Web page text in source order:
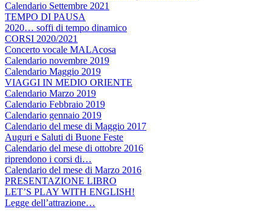
Calendario Settembre 2021
TEMPO DI PAUSA
2020… soffi di tempo dinamico
CORSI 2020/2021
Concerto vocale MALAcosa
Calendario novembre 2019
Calendario Maggio 2019
VIAGGI IN MEDIO ORIENTE
Calendario Marzo 2019
Calendario Febbraio 2019
Calendario gennaio 2019
Calendario del mese di Maggio 2017
Auguri e Saluti di Buone Feste
Calendario del mese di ottobre 2016
riprendono i corsi di…
Calendario del mese di Marzo 2016
PRESENTAZIONE LIBRO
LET’S PLAY WITH ENGLISH!
Legge dell’attrazione…